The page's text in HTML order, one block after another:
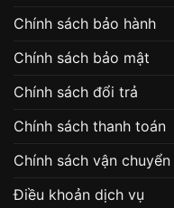
Chính sách bảo hành
Chính sách bảo mật
Chính sách đổi trả
Chính sách thanh toán
Chính sách vận chuyển
Điều khoản dịch vụ